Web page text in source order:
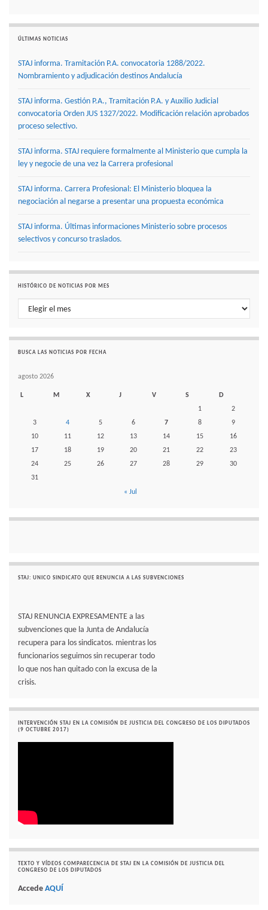
ÚLTIMAS NOTICIAS
STAJ informa. Tramitación P.A. convocatoria 1288/2022.
Nombramiento y adjudicación destinos Andalucía
STAJ informa. Gestión P.A., Tramitación P.A. y Auxilio Judicial
convocatoria Orden JUS 1327/2022. Modificación relación aprobados
proceso selectivo.
STAJ informa. STAJ requiere formalmente al Ministerio que cumpla la
ley y negocie de una vez la Carrera profesional
STAJ informa. Carrera Profesional: El Ministerio bloquea la
negociación al negarse a presentar una propuesta económica
STAJ informa. Últimas informaciones Ministerio sobre procesos
selectivos y concurso traslados.
HISTÓRICO DE NOTICIAS POR MES
Histórico de noticias por mes
BUSCA LAS NOTICIAS POR FECHA
agosto 2026
L M X J V S
D
1
2
3
4 5 6 7 8
9
10
11 12 13 14 15
16
17
18 19 20 21 22
23
24
25 26 27 28 29
30
31
« Jul
STAJ: UNICO SINDICATO QUE RENUNCIA A LAS SUBVENCIONES
STAJ RENUNCIA EXPRESAMENTE a las
subvenciones que la Junta de Andalucía
recupera para los sindicatos. mientras los
funcionarios seguimos sin recuperar todo
lo que nos han quitado con la excusa de la
crisis.
INTERVENCIÓN STAJ EN LA COMISIÓN DE JUSTICIA DEL CONGRESO DE LOS DIPUTADOS
(9 OCTUBRE 2017)
TEXTO Y VÍDEOS COMPARECENCIA DE STAJ EN LA COMISIÓN DE JUSTICIA DEL
CONGRESO DE LOS DIPUTADOS
Accede AQUÍ